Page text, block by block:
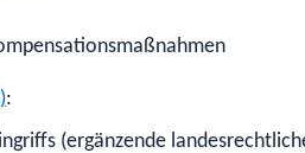
:
(ergänzende